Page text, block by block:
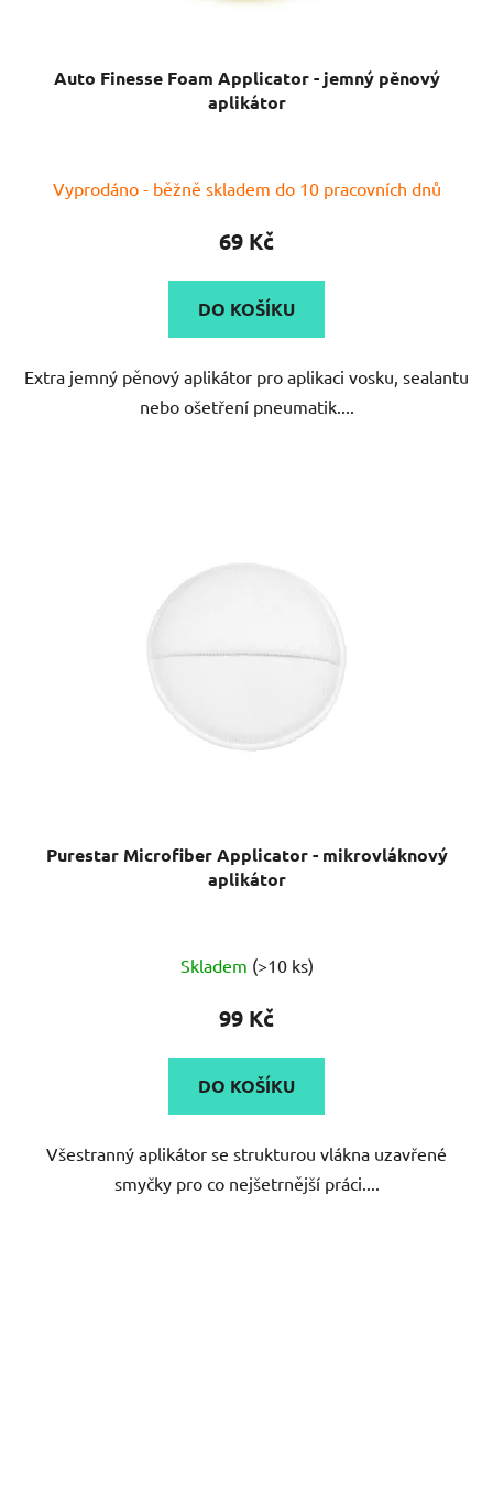
Auto Finesse Foam Applicator - jemný pěnový
aplikátor
Vyprodáno - běžně skladem do 10 pracovních dnů
69 Kč
DO KOŠÍKU
Extra jemný pěnový aplikátor pro aplikaci vosku, sealantu
nebo ošetření pneumatik....
Purestar Microfiber Applicator - mikrovláknový
aplikátor
Skladem (>10 ks)
99 Kč
DO KOŠÍKU
Všestranný aplikátor se strukturou vlákna uzavřené
smyčky pro co nejšetrnější práci....